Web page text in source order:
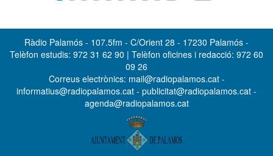
Ràdio Palamós - 107.5fm - C/Orient 28 - 17230 Palamós -
Telèfon estudis: 972 31 62 90 | Telèfon oficines i redacció: 972 60
09 26
Correus electrònics: mail@radiopalamos.cat -
informatius@radiopalamos.cat - publicitat@radiopalamos.cat -
agenda@radiopalamos.cat